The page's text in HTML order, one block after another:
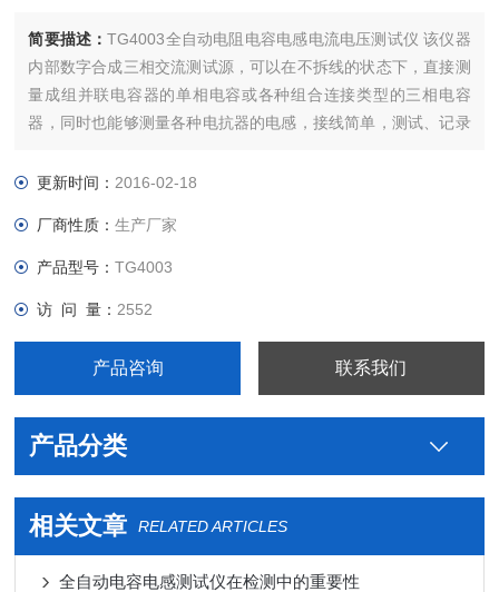
简要描述：TG4003全自动电阻电容电感电流电压测试仪 该仪器
内部数字合成三相交流测试源，可以在不拆线的状态下，直接测
量成组并联电容器的单相电容或各种组合连接类型的三相电容
器，同时也能够测量各种电抗器的电感，接线简单，测试、记录
口，菜单操作并配有汉字提示，集多参量于一屏的显示界面，人
更新时间： 2016-02-18
厂商性质：生产厂家
产品型号：TG4003
访 问 量： 2552
产品咨询 联系我们
产品分类
相关文章 RELATED ARTICLES
全自动电容电感测试仪在检测中的重要性